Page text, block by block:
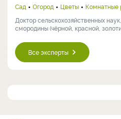
Сад Огород Цветы Комнатные
Доктор сельскохозяйственных
смородины (чёрной, красной,
Все эксперты